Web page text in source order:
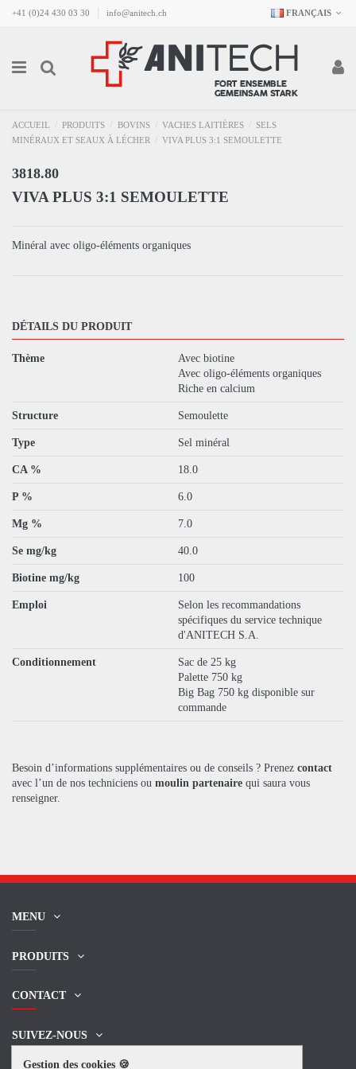
+41 (0)24 430 03 30 info@anitech.ch FRANÇAIS
ACCUEIL PRODUITS BOVINS VACHES LAITIÈRES
SELS
MINÉRAUX ET SEAUX À LÉCHER
VIVA PLUS 3:1 SEMOULETTE
3818.80
VIVA PLUS 3:1 SEMOULETTE
Minéral avec oligo-éléments organiques
DÉTAILS DU PRODUIT
Thème
Avec biotine
Avec oligo-éléments organiques
Riche en calcium
Structure Semoulette
Type Sel minéral
CA % 18.0
P % 6.0
Mg % 7.0
Se mg/kg 40.0
Biotine mg/kg 100
Emploi
Selon les recommandations
spécifiques du service technique
d'ANITECH S.A.
Conditionnement
Sac de 25 kg
Palette 750 kg
Big Bag 750 kg disponible sur
commande
Besoin d’informations supplémentaires ou de conseils ? Prenez contact
avec l’un de nos techniciens ou moulin partenaire qui saura vous
renseigner.
MENU
PRODUITS
CONTACT
SUIVEZ-NOUS
Gestion des cookies 🍪